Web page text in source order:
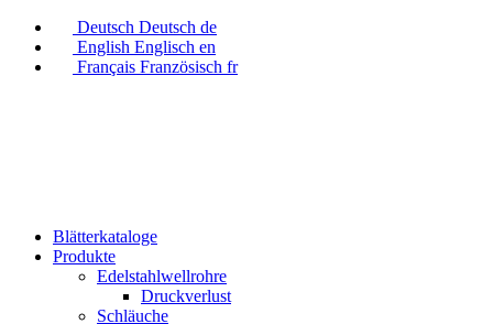
Deutsch Deutsch de
English Englisch en
Français Französisch fr
Blätterkataloge
Produkte
Edelstahlwellrohre
Druckverlust
Schläuche